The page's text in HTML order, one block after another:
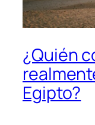
¿Quién
Egipto?